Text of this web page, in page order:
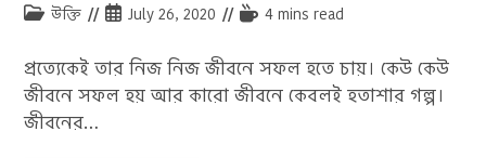
Postউক্তি
PostJuly 26, 2020
Reading4 mins read
প্রত্যেকেই তার নিজ নিজ জীবনে সফল হতে চায়। কেউ কেউ
জীবনে সফল হয় আর কারো জীবনে কেবলই হতাশার গল্প।
জীবনের…